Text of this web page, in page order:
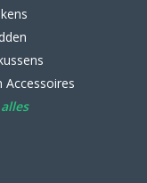
Accessoires